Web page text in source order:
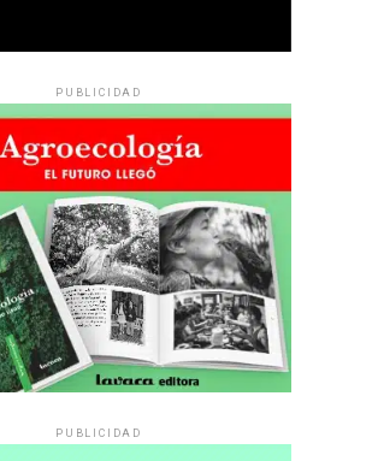
PUBLICIDAD
PUBLICIDAD